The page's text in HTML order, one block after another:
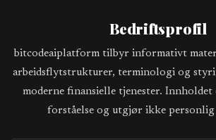
Bedriftsprofil
bitcodeaiplatform tilbyr informativt
arbeidsflytstrukturer, terminologi og
moderne finansielle tjenester.
forståelse og utgjør ikke personlig